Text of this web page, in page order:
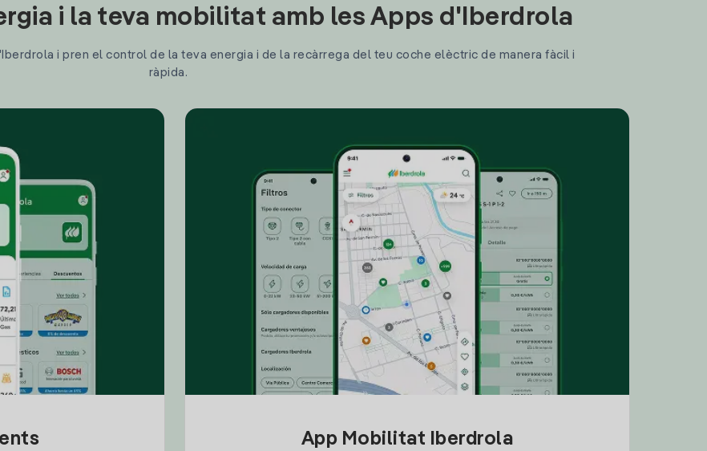
i la teva mobilitat amb les Apps d'Iberdrola
i pren el control de la teva energia i de la recàrrega del teu coche elèctric de manera fàcil i
ràpida.
App Mobilitat Iberdrola